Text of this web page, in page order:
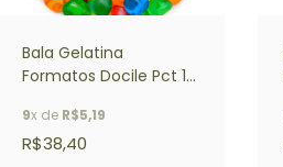
Bala Gelatina
Formatos Docile Pct 1
9x de R$5,19
R$38,40